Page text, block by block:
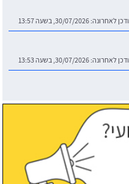
לאחרונה: 30/07/2026, בשעה 13:53
לאחרונה: 30/07/2026, בשעה 14:06